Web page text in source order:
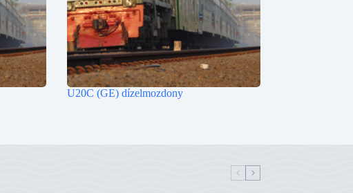
U20C (GE) dízelmozdony